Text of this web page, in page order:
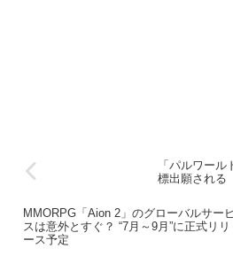
「パルワー
標出願される
MMORPG「Aion 2」のグローバルサー
スは意外とすぐ？ “7月～9月”に正式リリ
ース予定